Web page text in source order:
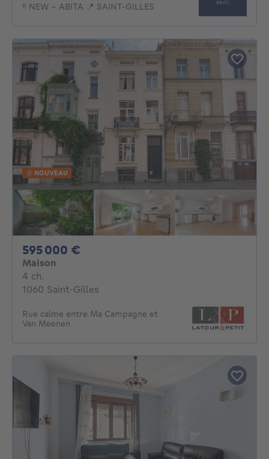
‼️ NEW – ABITA 📍 SAINT-GILLES
NOUVEAU
595 000 €
Maison
4 ch.
1060 Saint-Gilles
Rue calme entre Ma Campagne et
Van Meenen